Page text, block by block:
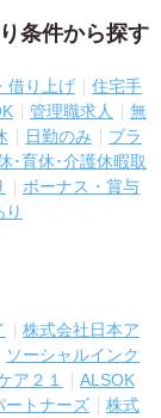
条件から探す
借り上げ
住宅手
管理職求人
無
日勤のみ
ブラ
･育休･介護休暇取
ボーナス・賞与
株式会社日本ア
ソーシャルインク
ア２１
ALSOK
ートナーズ
株式